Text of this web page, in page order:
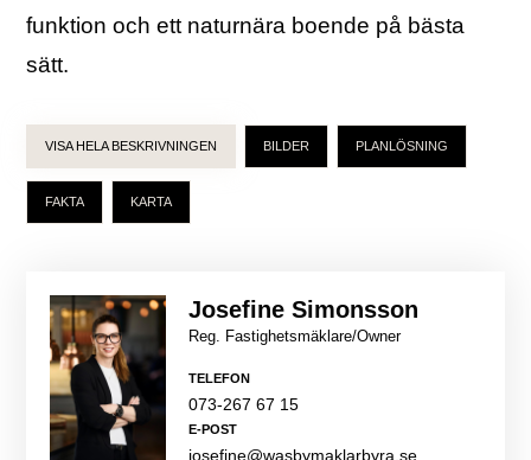
funktion och ett naturnära boende på bästa
sätt.
VISA HELA BESKRIVNINGEN BILDER PLANLÖSNING
FAKTA KARTA
Josefine Simonsson
Reg. Fastighetsmäklare/Owner
TELEFON
073-267 67 15
E-POST
josefine@wasbymaklarbyra.se